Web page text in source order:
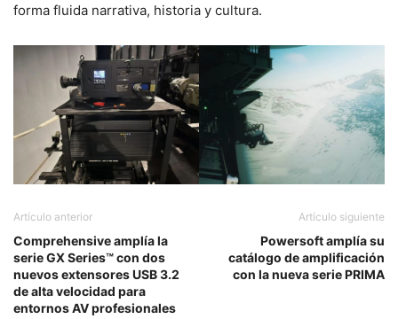
forma fluida narrativa, historia y cultura.
Artículo anterior
Comprehensive amplía la
serie GX Series™ con dos
nuevos extensores USB 3.2
de alta velocidad para
entornos AV profesionales
Artículo siguiente
Powersoft amplía su
catálogo de amplificación
con la nueva serie PRIMA